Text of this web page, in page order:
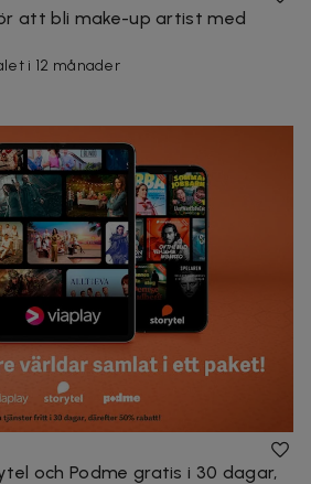
att bli make-up artist med
i 12 månader
och Podme gratis i 30 dagar,